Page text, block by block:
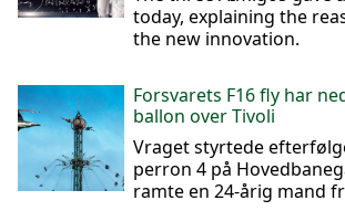
today, explaining the
the new innovation.
Forsvarets F16 fly har
ballon over Tivoli
Vraget styrtede
perron 4 på
ramte en 24-årig mand